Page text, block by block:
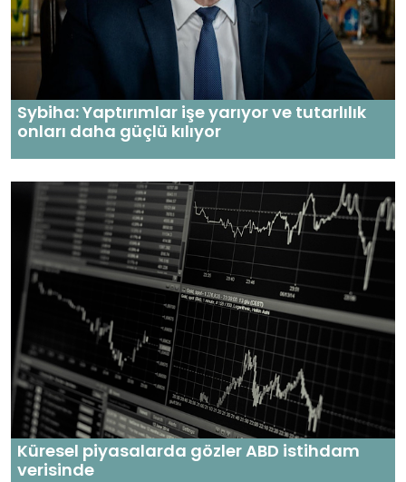
Sybiha: Yaptırımlar işe yarıyor ve tutarlılık
onları daha güçlü kılıyor
Küresel piyasalarda gözler ABD istihdam
verisinde